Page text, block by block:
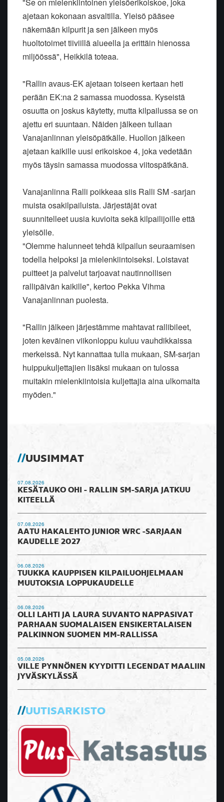
ajetaan kokonaan asvaltilla. Yleisö pääsee
näkemään kilpurit ja sen jälkeen myös
huoltotoimet tiiviillä alueella ja erittäin hienossa
miljöössä", Heikkilä toteaa.
"Rallin avaus-EK ajetaan toiseen kertaan heti
perään EK:na 2 samassa muodossa. Kyseistä
osuutta on joskus käytetty, mutta kilpailussa se on
ajettu eri suuntaan. Näiden jälkeen tullaan
Vanajanlinnan yleisöpätkälle. Huollon jälkeen
ajetaan kaikille uusi erikoiskoe 4, joka vedetään
myös täysin samassa muodossa viitospätkänä.
Vanajanlinna Ralli poikkeaa siis Ralli SM -sarjan
muista osakilpailuista. Järjestäjät ovat
suunnitelleet uusia kuvioita sekä kilpailijoille että
yleisölle.
"Olemme halunneet tehdä kilpailun seuraamisen
todella helpoksi ja mielenkiintoiseksi. Loistavat
puitteet ja palvelut tarjoavat nautinnollisen
rallipäivän kaikille", kertoo Pekka Vihma
Vanajanlinnan puolesta.
"Rallin jälkeen järjestämme mahtavat rallibileet,
joten keväinen viikonloppu kuluu vauhdikkaissa
merkeissä. Nyt kannattaa tulla mukaan, SM-sarjan
huippukuljettajien lisäksi mukaan on tulossa
muitakin mielenkiintoisia kuljettajia aina ulkomaita
myöden."
UUSIMMAT
07.08.2026
KESÄTAUKO OHI - RALLIN SM-SARJA JATKUU
KITEELLÄ
07.08.2026
AATU HAKALEHTO JUNIOR WRC -SARJAAN
KAUDELLE 2027
06.08.2026
TUUKKA KAUPPISEN KILPAILUOHJELMAAN
MUUTOKSIA LOPPUKAUDELLE
06.08.2026
OLLI LAHTI JA LAURA SUVANTO NAPPASIVAT
PARHAAN SUOMALAISEN ENSIKERTALAISEN
PALKINNON SUOMEN MM-RALLISSA
05.08.2026
VILLE PYNNÖNEN KYYDITTI LEGENDAT MAALIIN
JYVÄSKYLÄSSÄ
UUTISARKISTO